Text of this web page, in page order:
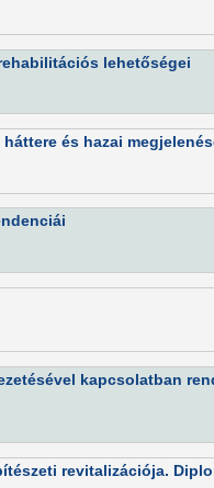
lehetőségei
és hazai
kapcsolatban
revitalizációja.